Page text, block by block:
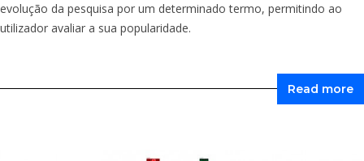
evolução da pesquisa por um determinado termo, permitindo ao
utilizador avaliar a sua popularidade.
Read more